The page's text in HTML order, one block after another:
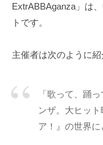
ExtrABBAganza」は
トです。
主催者は次のように紹
「歌って、踊
ンザ。大ヒッ
ア！』の世界に